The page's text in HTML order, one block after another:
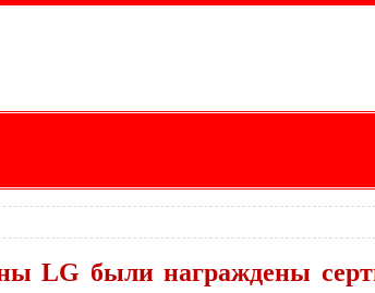
LG были награждены